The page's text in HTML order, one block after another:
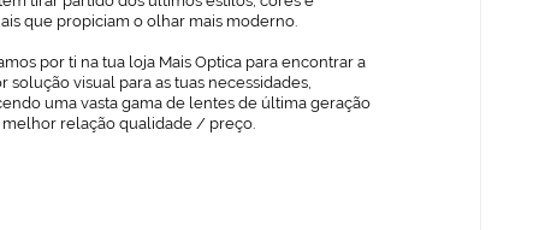
que propiciam o olhar mais moderno.
por ti na tua loja Mais Optica para encontrar a
solução visual para as tuas necessidades,
uma vasta gama de lentes de última geração
melhor relação qualidade / preço.